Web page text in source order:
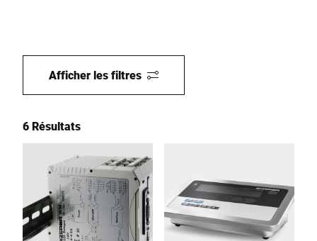
Afficher les filtres
6 Résultats